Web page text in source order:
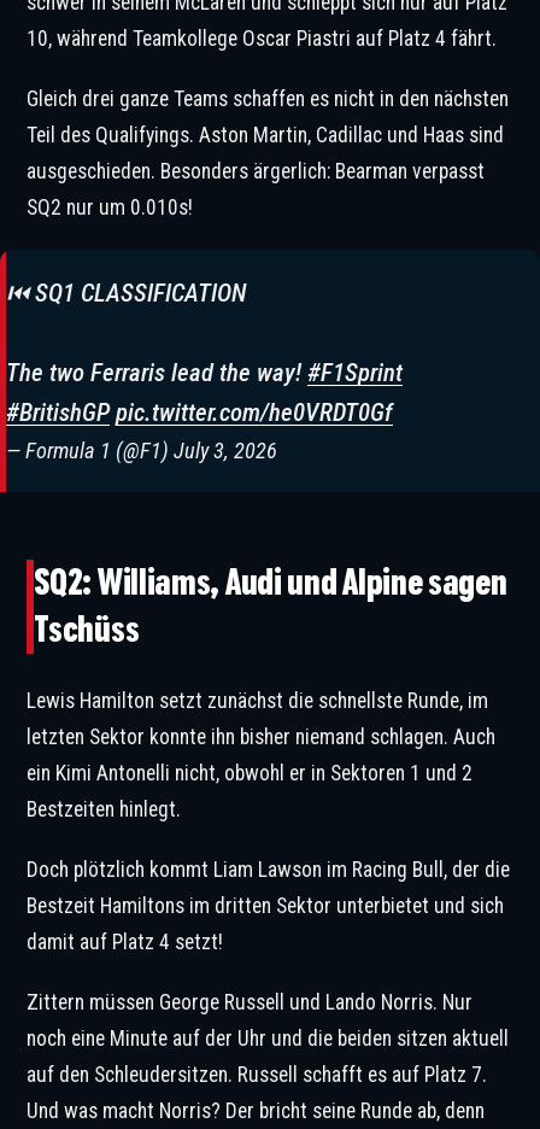
10, während Teamkollege Oscar Piastri auf Platz 4 fährt.
Gleich drei ganze Teams schaffen es nicht in den nächsten
Teil des Qualifyings. Aston Martin, Cadillac und Haas sind
ausgeschieden. Besonders ärgerlich: Bearman verpasst
SQ2 nur um 0.010s!
⏮️ SQ1 CLASSIFICATION
The two Ferraris lead the way!#F1Sprint
#BritishGP pic.twitter.com/he0VRDT0Gf
— Formula 1 (@F1) July 3, 2026
SQ2: Williams, Audi und Alpine sagen
Tschüss
Lewis Hamilton setzt zunächst die schnellste Runde, im
letzten Sektor konnte ihn bisher niemand schlagen. Auch
ein Kimi Antonelli nicht, obwohl er in Sektoren 1 und 2
Bestzeiten hinlegt.
Doch plötzlich kommt Liam Lawson im Racing Bull, der die
Bestzeit Hamiltons im dritten Sektor unterbietet und sich
damit auf Platz 4 setzt!
Zittern müssen George Russell und Lando Norris. Nur
noch eine Minute auf der Uhr und die beiden sitzen aktuell
auf den Schleudersitzen. Russell schafft es auf Platz 7.
Und was macht Norris? Der bricht seine Runde ab, denn